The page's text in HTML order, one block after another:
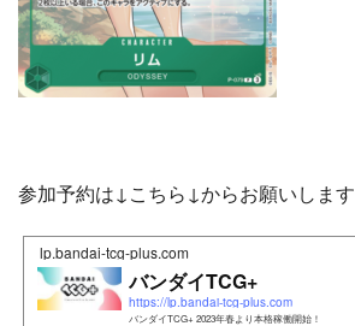
参加予約は↓こちら↓からお願いします
lp.bandai-tcg-plus.com
バンダイTCG+
https://lp.bandai-tcg-plus.com
バンダイTCG+ 2023年春より本格稼働開始！